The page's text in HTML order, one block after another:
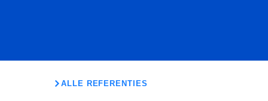
ALLE REFERENTIES